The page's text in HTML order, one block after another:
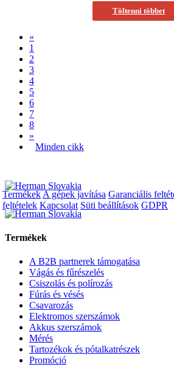
Töltenni többet
«
1
2
3
4
5
6
7
8
»
Minden cikk
Termékek A gépek javítása Garanciális
feltételek Kapcsolat Süti beállítások GDPR
Termékek
A B2B partnerek támogatása
Vágás és fűrészelés
Csiszolás és polírozás
Fúrás és vésés
Csavarozás
Elektromos szerszámok
Akkus szerszámok
Mérés
Tartozékok és pótalkatrészek
Promóció